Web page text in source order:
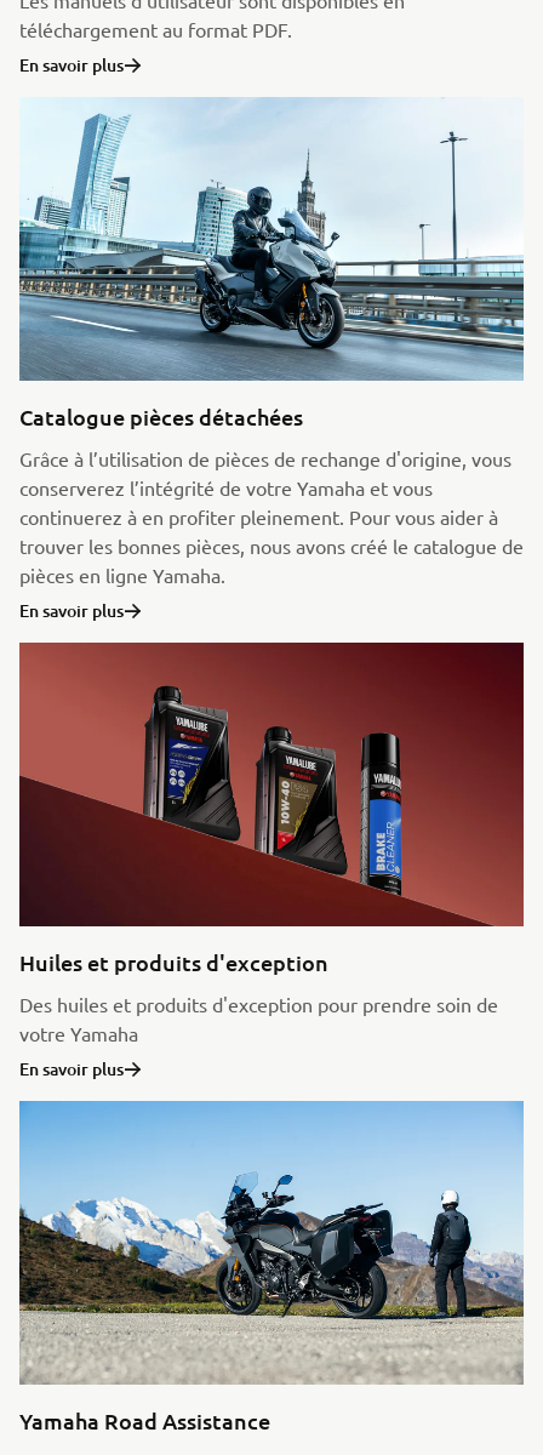
téléchargement au format PDF.
En savoir plus
Catalogue pièces détachées
Grâce à l’utilisation de pièces de rechange d'origine, vous
conserverez l’intégrité de votre Yamaha et vous
continuerez à en profiter pleinement. Pour vous aider à
trouver les bonnes pièces, nous avons créé le catalogue de
pièces en ligne Yamaha.
En savoir plus
Huiles et produits d'exception
Des huiles et produits d'exception pour prendre soin de
votre Yamaha
En savoir plus
Yamaha Road Assistance